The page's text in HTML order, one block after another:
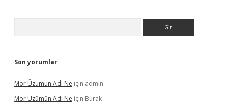
Son yorumlar
Mor Üzümün Adı Ne için admin
Mor Üzümün Adı Ne için Burak